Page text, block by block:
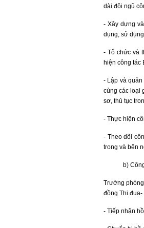
dài đội ngũ
- Xây dựng
dụng, sử
- Tổ chức và
hiện công tác
- Lập và
cùng các loại
sơ, thủ tục
- Thực hiện
- Theo dõi
trong và bên
b)
Trưởng
đồng Thi
- Tiếp nhận